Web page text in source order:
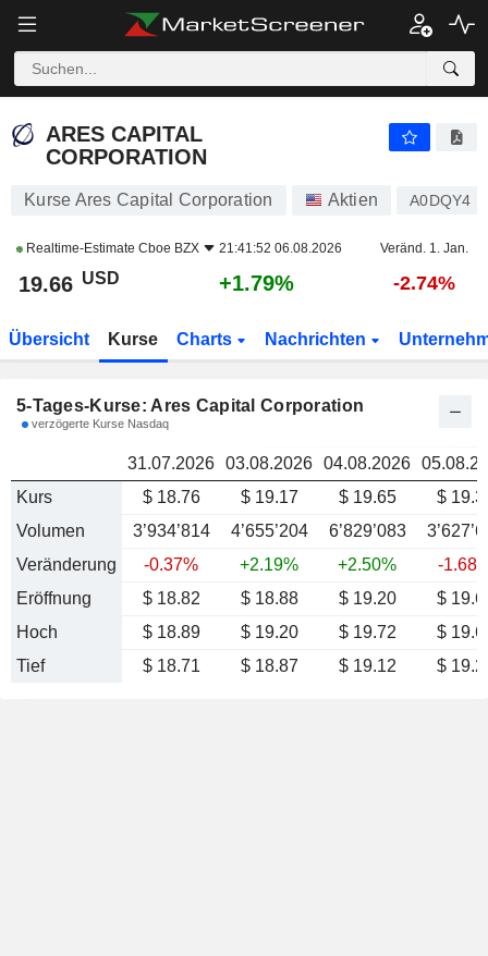
ARES CAPITAL CORPORATION 19.66
ARES CAPITAL
CORPORATION
Kurse Ares Capital Corporation Aktien A0DQY4
Realtime-Estimate Cboe BZX 21:41:52 06.08.2026 Veränd. 1. Jan.
19.66 USD +1.79% -2.74%
Übersicht Kurse Charts Nachrichten
5-Tages-Kurse: Ares Capital Corporation
verzögerte Kurse Nasdaq
31.07.2026 03.08.2026 04.08.2026
Kurs
$ 18.76 $ 19.17 $ 19.65
$
Volumen
3’934’814 4’655’204 6’829’083
Veränderung
-0.37% +2.19% +2.50%
-
Eröffnung
$ 18.82 $ 18.88 $ 19.20
$
Hoch
$ 18.89 $ 19.20 $ 19.72
$
Tief
$ 18.71 $ 18.87 $ 19.12 $